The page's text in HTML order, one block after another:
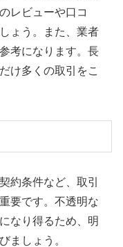
レビューや口コ
ょう。また、業者
考になります。長
け多くの取引をこ
約条件など、取引
要です。不透明な
なり得るため、明
ましょう。